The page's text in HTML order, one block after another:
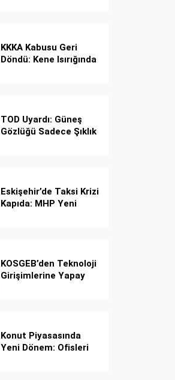
KKKA Kabusu Geri
Döndü: Kene Isırığında
TOD Uyardı: Güneş
Gözlüğü Sadece Şıklık
Eskişehir’de Taksi Krizi
Kapıda: MHP Yeni
KOSGEB’den Teknoloji
Girişimlerine Yapay
Konut Piyasasında
Yeni Dönem: Ofisleri